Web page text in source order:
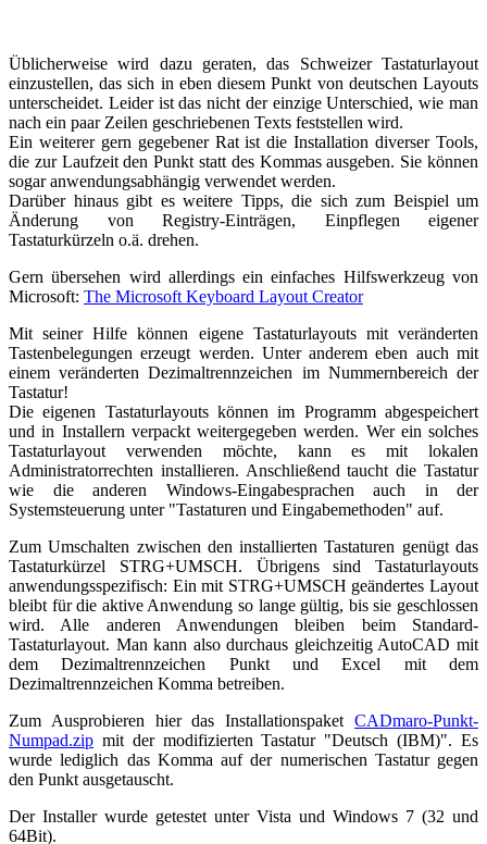
Üblicherweise wird dazu geraten, das Schweizer Tastaturlayout
einzustellen, das sich in eben diesem Punkt von deutschen Layouts
unterscheidet. Leider ist das nicht der einzige Unterschied, wie man
nach ein paar Zeilen geschriebenen Texts feststellen wird.
Ein weiterer gern gegebener Rat ist die Installation diverser Tools,
die zur Laufzeit den Punkt statt des Kommas ausgeben. Sie können
sogar anwendungsabhängig verwendet werden.
Darüber hinaus gibt es weitere Tipps, die sich zum Beispiel um
Änderung von Registry-Einträgen, Einpflegen eigener
Tastaturkürzeln o.ä. drehen.
Gern übersehen wird allerdings ein einfaches Hilfswerkzeug von
Microsoft: The Microsoft Keyboard Layout Creator
Mit seiner Hilfe können eigene Tastaturlayouts mit veränderten
Tastenbelegungen erzeugt werden. Unter anderem eben auch mit
einem veränderten Dezimaltrennzeichen im Nummernbereich der
Tastatur!
Die eigenen Tastaturlayouts können im Programm abgespeichert
und in Installern verpackt weitergegeben werden. Wer ein solches
Tastaturlayout verwenden möchte, kann es mit lokalen
Administratorrechten installieren. Anschließend taucht die Tastatur
wie die anderen Windows-Eingabesprachen auch in der
Systemsteuerung unter "Tastaturen und Eingabemethoden" auf.
Zum Umschalten zwischen den installierten Tastaturen genügt das
Tastaturkürzel STRG+UMSCH. Übrigens sind Tastaturlayouts
anwendungsspezifisch: Ein mit STRG+UMSCH geändertes Layout
bleibt für die aktive Anwendung so lange gültig, bis sie geschlossen
wird. Alle anderen Anwendungen bleiben beim Standard-
Tastaturlayout. Man kann also durchaus gleichzeitig AutoCAD mit
dem Dezimaltrennzeichen Punkt und Excel mit dem
Dezimaltrennzeichen Komma betreiben.
Zum Ausprobieren hier das Installationspaket CADmaro-Punkt-
Numpad.zip mit der modifizierten Tastatur "Deutsch (IBM)". Es
wurde lediglich das Komma auf der numerischen Tastatur gegen
den Punkt ausgetauscht.
Der Installer wurde getestet unter Vista und Windows 7 (32 und
64Bit).